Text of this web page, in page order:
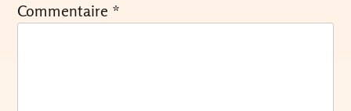
Commentaire *